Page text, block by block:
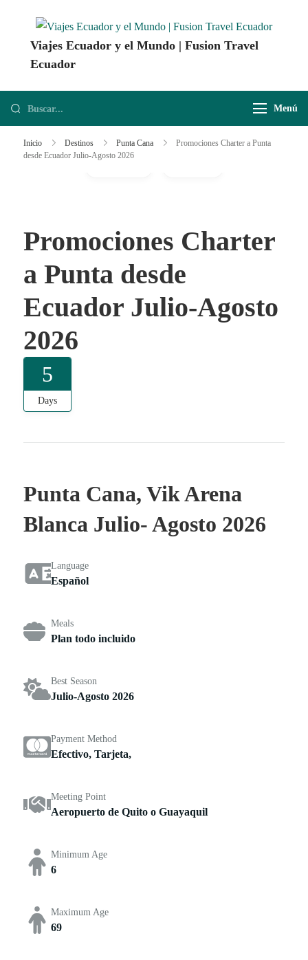
Viajes Ecuador y el Mundo | Fusion Travel
Ecuador
Menú
Inicio Destinos Punta Cana
Promociones Charter a Punta
desde Ecuador Julio-Agosto 2026
Promociones Charter
a Punta desde
Ecuador Julio-Agosto
2026
5
Days
Punta Cana, Vik Arena
Blanca Julio- Agosto 2026
Language
Español
Meals
Plan todo incluido
Best Season
Julio-Agosto 2026
Payment Method
Efectivo, Tarjeta,
Meeting Point
Aeropuerto de Quito o Guayaquil
Minimum Age
6
Maximum Age
69